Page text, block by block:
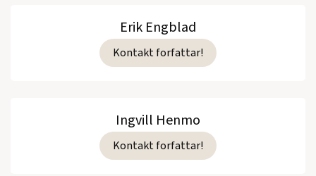
Erik Engblad
Kontakt forfattar!
Ingvill Henmo
Kontakt forfattar!